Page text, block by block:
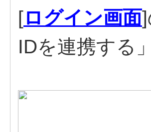
[ログイン画面
IDを連携する